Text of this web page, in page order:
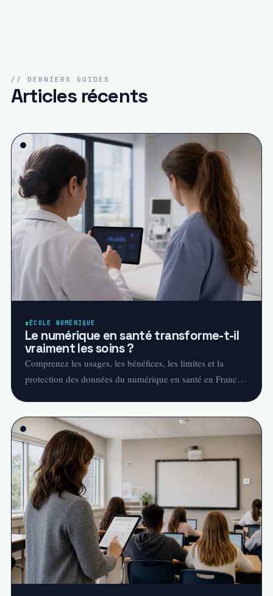
// DERNIERS GUIDES
Articles récents
ÉCOLE NUMÉRIQUE
Le numérique en santé transforme-t-il
vraiment les soins ?
Comprenez les usages, les bénéfices, les limites et la
protection des données du numérique en santé en France